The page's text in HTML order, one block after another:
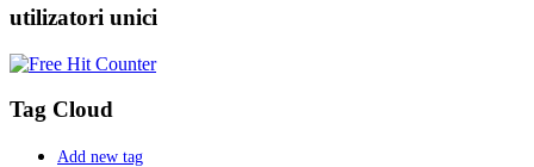
utilizatori unici
Tag Cloud
Add new tag